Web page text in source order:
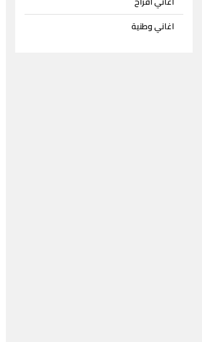
اغاني وطنية